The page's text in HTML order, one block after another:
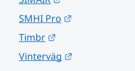
SMHI Pro
Timbr
Vinterväg